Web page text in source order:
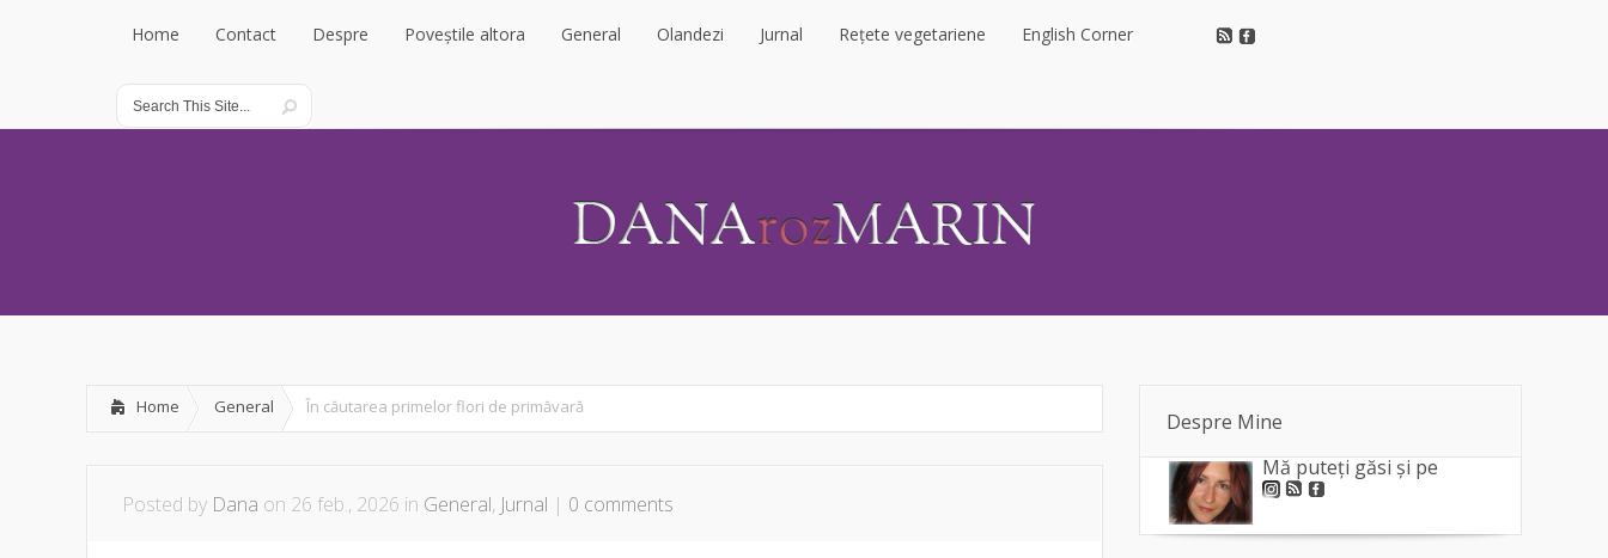
Home
Home
Contact
Contact
Despre Poveștile altora General Olandezi Jurnal Rețete vegetariene English Corner
Home General În căutarea primelor flori de primăvară
Posted by Dana on 26 feb., 2026 in General, Jurnal | 0 comments
Despre Mine
Mă puteți găsi și pe